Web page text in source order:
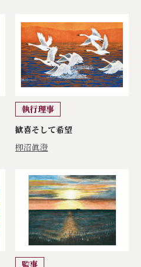
執行理事
歓喜そして希望
栁沼眞澄
監事